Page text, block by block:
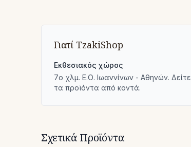
Γιατί TzakiShop
Εκθεσιακός χώρος
7ο χλμ. Ε.Ο. Ιωαννίνων - Αθηνών. Δείτε
τα προϊόντα από κοντά.
Σχετικά Προϊόντα